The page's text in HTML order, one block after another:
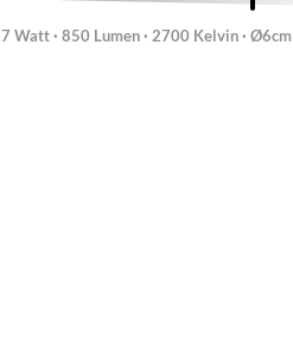
7 Watt · 850 Lumen · 2700 Kelvin · Ø6cm